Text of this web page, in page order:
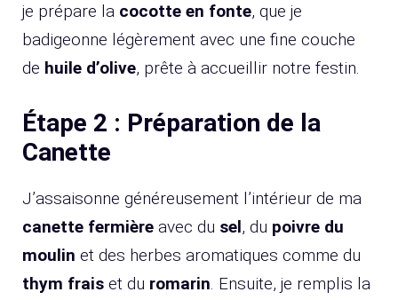
je prépare la cocotte en fonte, que je
badigeonne légèrement avec une fine couche
de huile d’olive, prête à accueillir notre festin.
Étape 2 : Préparation de la
Canette
J’assaisonne généreusement l’intérieur de ma
canette fermière avec du sel, du poivre du
moulin et des herbes aromatiques comme du
thym frais et du romarin. Ensuite, je remplis la